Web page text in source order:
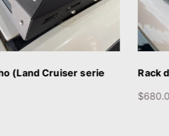
(Land Cruiser serie
Rack
$